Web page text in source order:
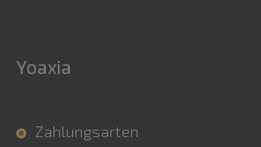
Yoaxia
Zahlungsarten